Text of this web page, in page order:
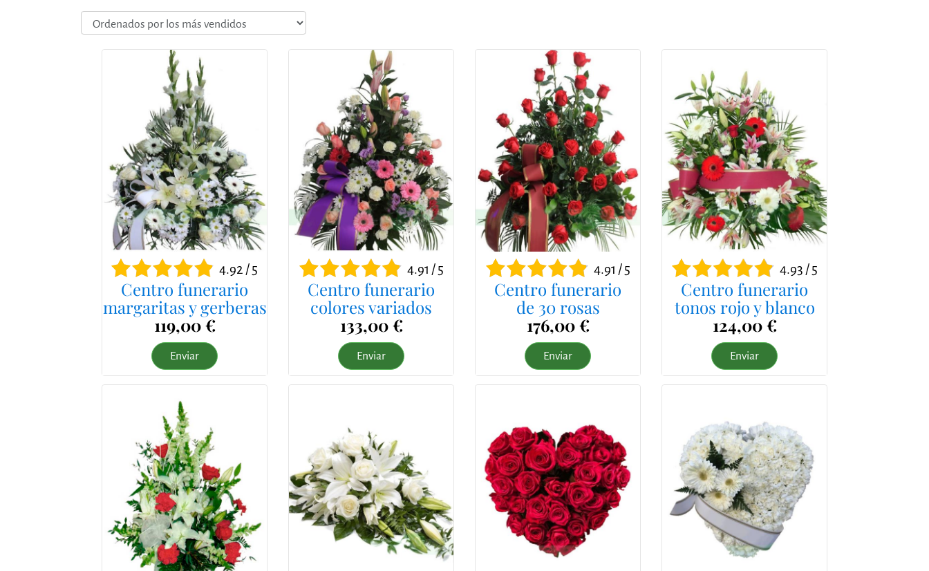
4.92 / 5
Centro funerario
margaritas y gerberas
119,00 €
Enviar
4.91 / 5
Centro funerario
colores variados
133,00 €
Enviar
4.91 / 5
Centro funerario
de 30 rosas
176,00 €
Enviar
4.93 / 5
Centro funerario
tonos rojo y blanco
124,00 €
Enviar